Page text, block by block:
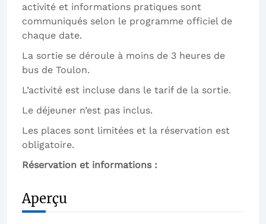
activité et informations pratiques sont
communiqués selon le programme officiel de
chaque date.
La sortie se déroule à moins de 3 heures de
bus de Toulon.
L’activité est incluse dans le tarif de la sortie.
Le déjeuner n’est pas inclus.
Les places sont limitées et la réservation est
obligatoire.
Réservation et informations :
Aperçu